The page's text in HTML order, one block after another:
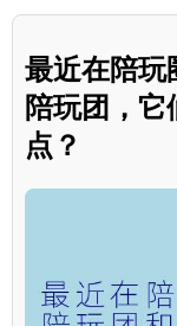
最近在陪玩
陪玩团，
点？